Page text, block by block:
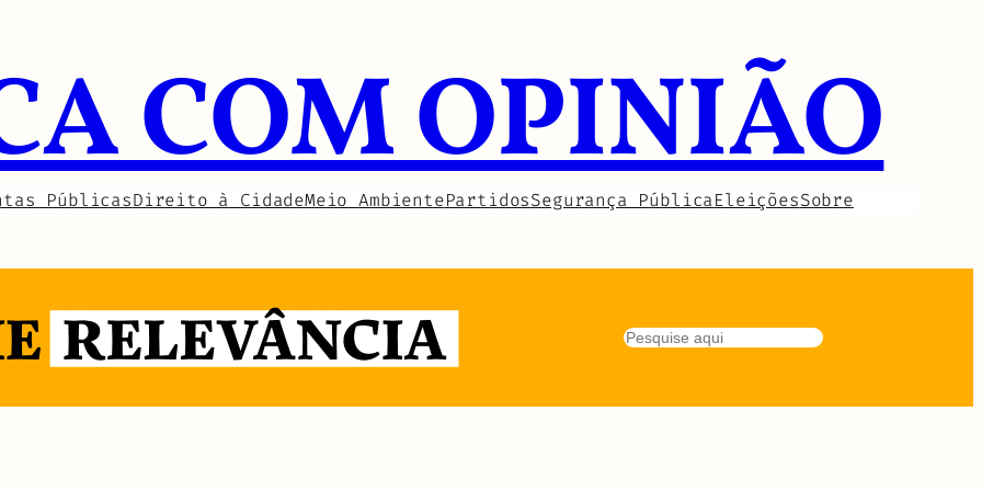
COM OPINIÃO
PúblicasDireito à CidadeMeio AmbientePartidosSegurança PúblicaEleiçõesSobre
Pesquisar